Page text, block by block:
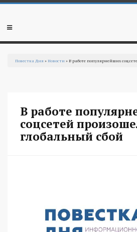
Перейти к основному содержанию
Мобильное
Повестка Дня »Новости » В работе популярнейших
В работе
соцсетей
глобальный сбой